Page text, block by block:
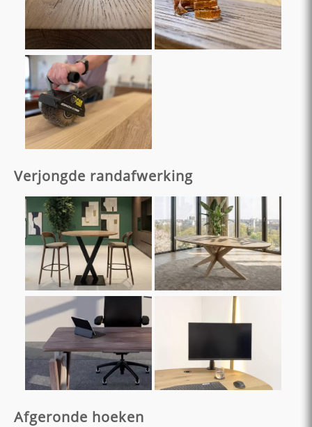
Verjongde randafwerking
Afgeronde hoeken